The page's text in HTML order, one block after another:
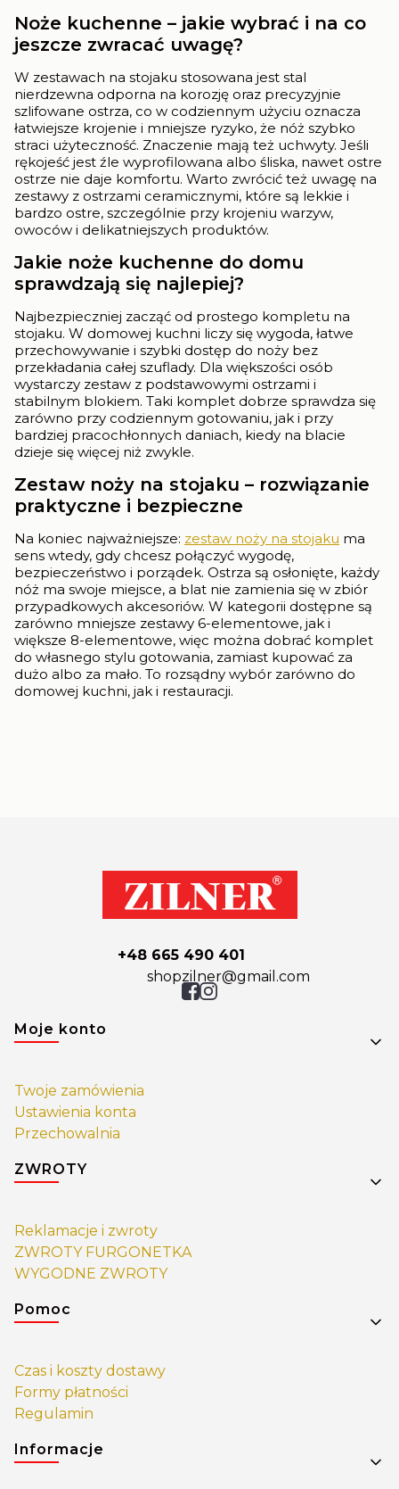
Noże kuchenne – jakie wybrać i na co
jeszcze zwracać uwagę?
W zestawach na stojaku stosowana jest stal
nierdzewna odporna na korozję oraz precyzyjnie
szlifowane ostrza, co w codziennym użyciu oznacza
łatwiejsze krojenie i mniejsze ryzyko, że nóż szybko
straci użyteczność. Znaczenie mają też uchwyty. Jeśli
rękojeść jest źle wyprofilowana albo śliska, nawet ostre
ostrze nie daje komfortu. Warto zwrócić też uwagę na
zestawy z ostrzami ceramicznymi, które są lekkie i
bardzo ostre, szczególnie przy krojeniu warzyw,
owoców i delikatniejszych produktów.
Jakie noże kuchenne do domu
sprawdzają się najlepiej?
Najbezpieczniej zacząć od prostego kompletu na
stojaku. W domowej kuchni liczy się wygoda, łatwe
przechowywanie i szybki dostęp do noży bez
przekładania całej szuflady. Dla większości osób
wystarczy zestaw z podstawowymi ostrzami i
stabilnym blokiem. Taki komplet dobrze sprawdza się
zarówno przy codziennym gotowaniu, jak i przy
bardziej pracochłonnych daniach, kiedy na blacie
dzieje się więcej niż zwykle.
Zestaw noży na stojaku – rozwiązanie
praktyczne i bezpieczne
Na koniec najważniejsze: zestaw noży na stojaku ma
sens wtedy, gdy chcesz połączyć wygodę,
bezpieczeństwo i porządek. Ostrza są osłonięte, każdy
nóż ma swoje miejsce, a blat nie zamienia się w zbiór
przypadkowych akcesoriów. W kategorii dostępne są
zarówno mniejsze zestawy 6-elementowe, jak i
większe 8-elementowe, więc można dobrać komplet
do własnego stylu gotowania, zamiast kupować za
dużo albo za mało. To rozsądny wybór zarówno do
domowej kuchni, jak i restauracji.
+48 665 490 401
shopzilner@gmail.com
Linki w stopce
Moje konto
Twoje zamówienia
Ustawienia konta
Przechowalnia
ZWROTY
Reklamacje i zwroty
ZWROTY FURGONETKA
WYGODNE ZWROTY
Pomoc
Czas i koszty dostawy
Formy płatności
Regulamin
Informacje